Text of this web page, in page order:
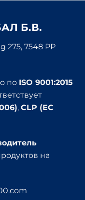
Б.В.
275, 7548 PP
по ISO 9001:2015
, CLP (EC
на